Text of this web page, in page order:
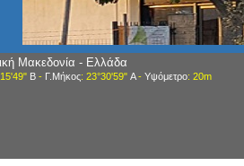
Μακεδονία - Ελλάδα
Β- Γ.Μήκος: 23°30'59" Α- Υψόμετρο: 20m